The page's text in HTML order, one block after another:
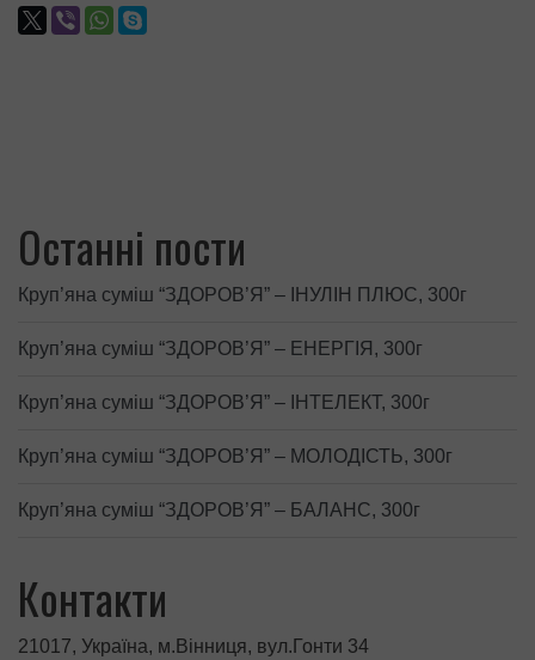
Останні пости
Круп’яна суміш “ЗДОРОВ’Я” – ІНУЛІН ПЛЮС, 300г
Круп’яна суміш “ЗДОРОВ’Я” – ЕНЕРГІЯ, 300г
Круп’яна суміш “ЗДОРОВ’Я” – ІНТЕЛЕКТ, 300г
Круп’яна суміш “ЗДОРОВ’Я” – МОЛОДІСТЬ, 300г
Круп’яна суміш “ЗДОРОВ’Я” – БАЛАНС, 300г
Контакти
21017, Україна, м.Вінниця, вул.Гонти 34